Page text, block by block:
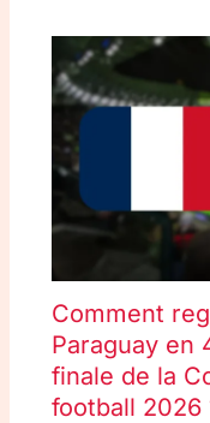
Comment
Paraguay en
finale de la
football 2026